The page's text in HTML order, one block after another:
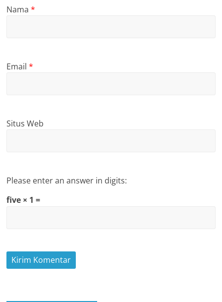
Nama*
Email*
Situs Web
Please enter an answer in digits:
five × 1 =